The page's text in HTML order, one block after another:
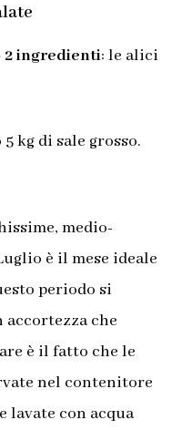
2 ingredienti: le alici
kg di sale grosso.
medio-
è il mese ideale
periodo si
che
è il fatto che le
nel contenitore
lavate con acqua